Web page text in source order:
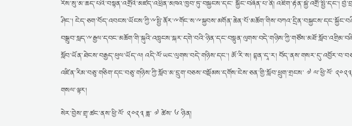
རིས་སུ་མ་ཆད་པའི་བསྟན་འགྲོའི་མཛད་འཕྲིན་མཁའ་ཁྱབ་ཏུ་བསྐྱངས་དང་ སྐྱོང་བཞིན་པ་ནི། འཇིག་རྟེན་སྐྱེ་འགྲོ་སྤྱི་དང་།
ཤིང་།
སློབ་ཡོན་ཐེངས་བརྒྱད་ཕུལ་ཡོད་ལ། འདི་ལོ་ཡང་ལུགས་བདེ་གཉིས་དང་། ཨོ་རི་ས། བྷན་དཱ་ར།
འཛིན་རིམ་བཅུ་གཅིག་དང་བཅུ་གཉིས་ཀྱི་སློབ་མ་དྲུག་བཅས་བསྡོམས་དགོས་ངེས་ཅན་གྱི་སློབ་ཕྲུག་གྲངས་ ༧ ལ་ཕྱི་ལོ་
གསལ་ལྟར།
སེར་བྱེས་གྲྭ་ཚང་ནས་ཕྱི་ལོ་ ༢༠༢༣ ཟླ་ ༧ ཚེས་ ༦ ཉིན།